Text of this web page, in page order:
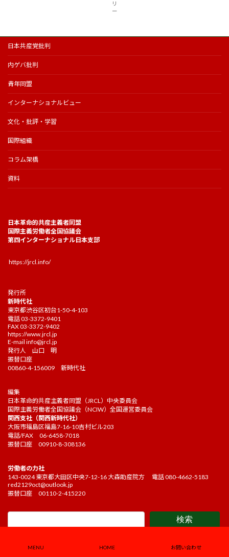
リ
ー
日本共産党批判
内ゲバ批判
青年同盟
インターナショナルビュー
文化・批評・学習
国際組織
コラム架橋
資料
日本革命的共産主義者同盟
国際主義労働者全国協議会
第四インターナショナル日本支部
https://jrcl.info/
発行所
新時代社
東京都渋谷区初台1-50-4-103
電話 03-3372-9401
FAX 03-3372-9402
https://www.jrcl.jp
E-mail info@jrcl.jp
発行人 山口 明
振替口座
00860-4-156009 新時代社
編集
日本革命的共産主義者同盟（JRCL）中央委員会
国際主義労働者全国協議会（NCIW）全国運営委員会
関西支社（関西新時代社）
大阪市福島区福島7-16-10吉村ビル203
電話/FAX 06-6458-7018
振替口座 00910-8-308136
労働者の力社
143-0024 東京都大田区中央7-12-16 大森助産院方 電話 080-4662-5183
red2129oct@outlook.jp
振替口座 00110-2-415220
検索
MENU HOME お問い合わせ